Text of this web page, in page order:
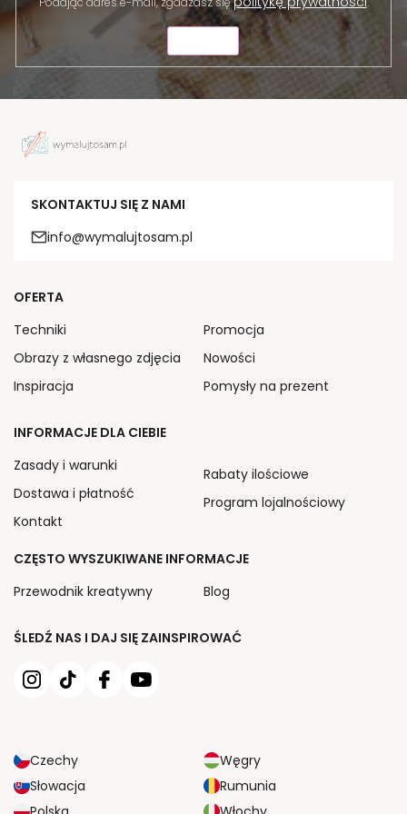
SKONTAKTUJ SIĘ Z NAMI
info@wymalujtosam.pl
ŚLEDŹ NAS I DAJ SIĘ ZAINSPIROWAĆ
Czechy
Węgry
Słowacja
Rumunia
OFERTA
Techniki
Obrazy z własnego zdjęcia
Inspiracja
Promocja
Nowości
Pomysły na prezent
INFORMACJE DLA CIEBIE
Zasady i warunki
Dostawa i płatność
Kontakt
Rabaty ilościowe
Program lojalnościowy
CZĘSTO WYSZUKIWANE INFORMACJE
Przewodnik kreatywny
Blog